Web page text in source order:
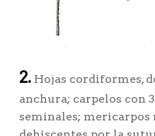
2.Hojas cordiformes,
anchura; carpelos con
seminales; mericarpos